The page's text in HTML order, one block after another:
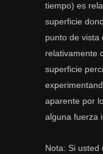
tiempo) es
superficie
punto de vista
relativamente
superficie
aparente por
alguna fuerza
Nota: Si usted